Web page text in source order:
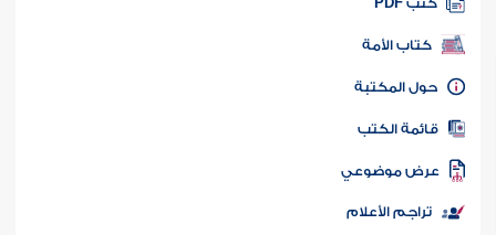
كتب PDF
كتاب الأمة
المكتبة
الكتب
موضوعي